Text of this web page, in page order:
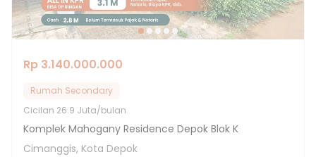
Rp 3.140.000.000
Rumah Secondary
Cicilan 26.9 Juta/bulan
Komplek Mahogany Residence Depok Blok K
Cimanggis, Kota Depok